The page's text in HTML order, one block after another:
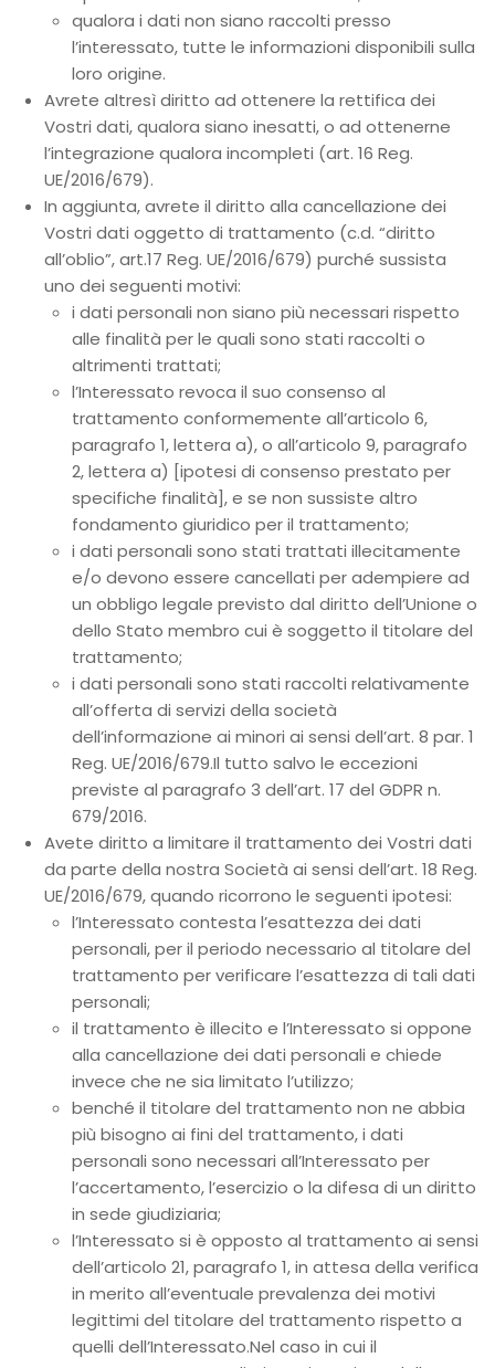
qualora i dati non siano raccolti presso
l’interessato, tutte le informazioni disponibili sulla
loro origine.
Avrete altresì diritto ad ottenere la rettifica dei
Vostri dati, qualora siano inesatti, o ad ottenerne
l’integrazione qualora incompleti (art. 16 Reg.
UE/2016/679).
In aggiunta, avrete il diritto alla cancellazione dei
Vostri dati oggetto di trattamento (c.d. “diritto
all’oblio”, art.17 Reg. UE/2016/679) purché sussista
uno dei seguenti motivi:
i dati personali non siano più necessari rispetto
alle finalità per le quali sono stati raccolti o
altrimenti trattati;
l’Interessato revoca il suo consenso al
trattamento conformemente all’articolo 6,
paragrafo 1, lettera a), o all’articolo 9, paragrafo
2, lettera a) [ipotesi di consenso prestato per
specifiche finalità], e se non sussiste altro
fondamento giuridico per il trattamento;
i dati personali sono stati trattati illecitamente
e/o devono essere cancellati per adempiere ad
un obbligo legale previsto dal diritto dell’Unione o
dello Stato membro cui è soggetto il titolare del
trattamento;
i dati personali sono stati raccolti relativamente
all’offerta di servizi della società
dell’informazione ai minori ai sensi dell’art. 8 par. 1
Reg. UE/2016/679.Il tutto salvo le eccezioni
previste al paragrafo 3 dell’art. 17 del GDPR n.
679/2016.
Avete diritto a limitare il trattamento dei Vostri dati
da parte della nostra Società ai sensi dell’art. 18 Reg.
UE/2016/679, quando ricorrono le seguenti ipotesi:
l’Interessato contesta l’esattezza dei dati
personali, per il periodo necessario al titolare del
trattamento per verificare l’esattezza di tali dati
personali;
il trattamento è illecito e l’Interessato si oppone
alla cancellazione dei dati personali e chiede
invece che ne sia limitato l’utilizzo;
benché il titolare del trattamento non ne abbia
più bisogno ai fini del trattamento, i dati
personali sono necessari all’Interessato per
l’accertamento, l’esercizio o la difesa di un diritto
in sede giudiziaria;
l’Interessato si è opposto al trattamento ai sensi
dell’articolo 21, paragrafo 1, in attesa della verifica
in merito all’eventuale prevalenza dei motivi
legittimi del titolare del trattamento rispetto a
quelli dell’Interessato.Nel caso in cui il